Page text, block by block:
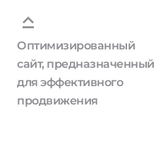
Оптимизированный
сайт, предназначенный
для эффективного
продвижения